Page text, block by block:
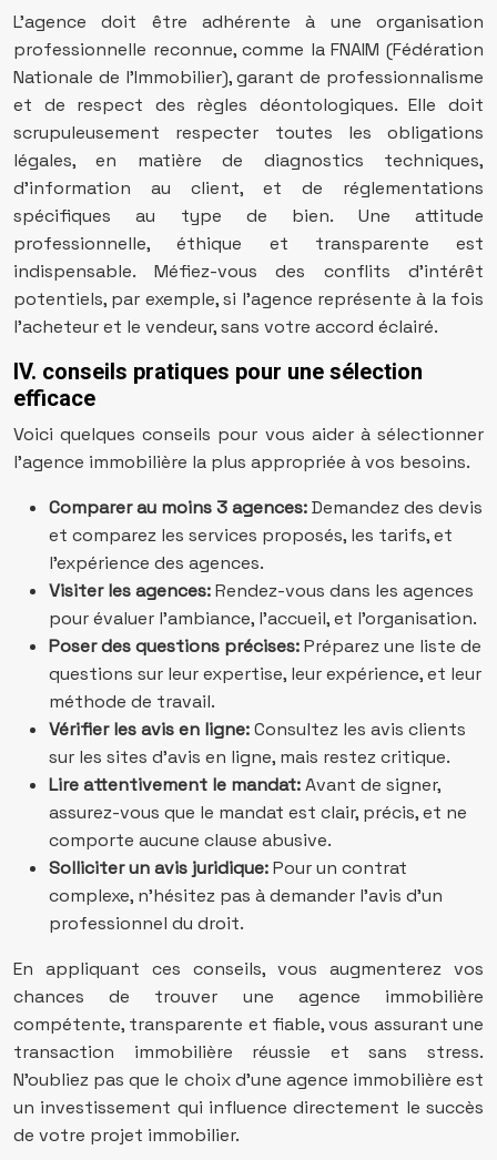
L’agence doit être adhérente à une organisation
professionnelle reconnue, comme la FNAIM (Fédération
Nationale de l’Immobilier), garant de professionnalisme
et de respect des règles déontologiques. Elle doit
scrupuleusement respecter toutes les obligations
légales, en matière de diagnostics techniques,
d’information au client, et de réglementations
spécifiques au type de bien. Une attitude
professionnelle, éthique et transparente est
indispensable. Méfiez-vous des conflits d’intérêt
potentiels, par exemple, si l’agence représente à la fois
l’acheteur et le vendeur, sans votre accord éclairé.
IV. conseils pratiques pour une sélection
efficace
Voici quelques conseils pour vous aider à sélectionner
l’agence immobilière la plus appropriée à vos besoins.
Comparer au moins 3 agences:Demandez des devis
et comparez les services proposés, les tarifs, et
l’expérience des agences.
Visiter les agences:Rendez-vous dans les agences
pour évaluer l’ambiance, l’accueil, et l’organisation.
Poser des questions précises:Préparez une liste de
questions sur leur expertise, leur expérience, et leur
méthode de travail.
Vérifier les avis en ligne:Consultez les avis clients
sur les sites d’avis en ligne, mais restez critique.
Lire attentivement le mandat:Avant de signer,
assurez-vous que le mandat est clair, précis, et ne
comporte aucune clause abusive.
Solliciter un avis juridique:Pour un contrat
complexe, n’hésitez pas à demander l’avis d’un
professionnel du droit.
En appliquant ces conseils, vous augmenterez vos
chances de trouver une agence immobilière
compétente, transparente et fiable, vous assurant une
transaction immobilière réussie et sans stress.
N’oubliez pas que le choix d’une agence immobilière est
un investissement qui influence directement le succès
de votre projet immobilier.